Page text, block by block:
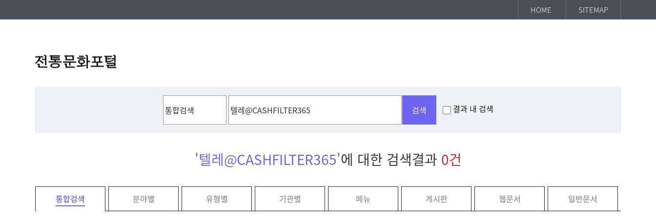
HOME SITEMAP
검색 결과 내 검색
'텔레@CASHFILTER365'에 대한 검색결과 0건
통합검색 분야별 유형별 기관별 메뉴 게시판 웹문서 일반문서